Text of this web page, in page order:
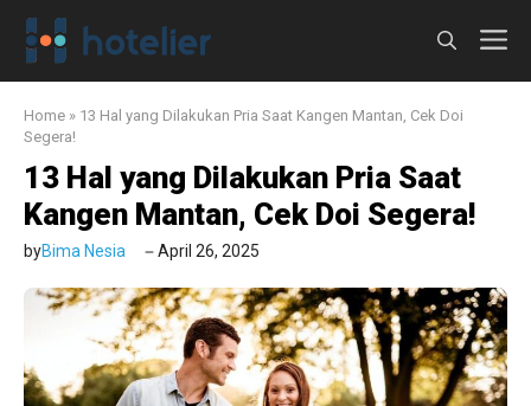
Langsung
Home » 13 Hal yang Dilakukan Pria Saat Kangen Mantan, Cek Doi
Segera!
13 Hal yang Dilakukan Pria Saat
Kangen Mantan, Cek Doi Segera!
byBima Nesia April 26, 2025